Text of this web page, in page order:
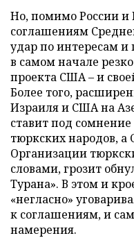
Но, помимо России
соглашениям
удар по интересам
в самом начале
проекта США – и
Более того,
Израиля и США на
ставит под
тюркских народов, а
Организации
словами, грозит
Турана». В этом и
«негласно»
к соглашениям, и
намерения.